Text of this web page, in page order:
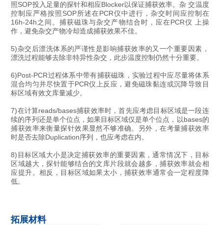
照SOP投入足量的探针和相应Blocker以保证捕获效率。杂 交温度
控制应严格按照SOP所述在PCR仪中进行，杂交时间应控制在
16h-24h之间。捕获磁珠与杂交产物结合时，应在PCR仪 上操
作，避免杂交产物冷却造成捕获效果不佳。
5)杂交后漂洗体系的严谨性是影响捕获效率的又一个重要因素，
漂洗过程能够去除非特异性杂交，此步温度控制仍然十分重要。
6)Post-PCR过程体系中带有捕获磁珠，实验过程中应尽量将体系
混合均匀并尽快置于PCR仪上反应，避免磁珠黏连或沉降导致目
标区域有效文库量减少。
7)在计算reads/bases捕获效率时，首先应考虑目标区域是一段连
续的序列还是单个位点，如果目标区域仅是单个位点，以bases的
捕获效率来衡量探针效果显然不够准确。另外，在考量捕获效率
时是否去除Duplication序列，也应考虑在内。
8)目标区域大小是决定捕获效率的重要因素，通常情况下，目标
区域越大，探针能够结合的文库片段就会越多，捕获效率就会相
应提升。相反，目标区域如果太小，捕获效率通常会一定程度降
低。
拓展材料